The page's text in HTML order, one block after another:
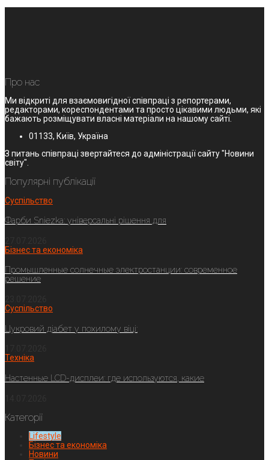
Про нас
Ми відкриті для взаємовигідної співпраці з репортерами,
редакторами, кореспондентами та просто цікавими людьми, які
бажають розміщувати власні матеріали на нашому сайті.
01133, Київ, Україна
З питань співпраці звертайтеся до адміністрації сайту "Новини
світу".
Популярні публікації
Суспільство
Фарби Sniezka: універсальні рішення для
Бізнес та економіка
Промышленные солнечные электростанции: современное
решение
Суспільство
Цукровий діабет у похилому віці:
Техніка
Настенные LCD-дисплеи: где используются, какие
Категорії
Lifestyle
Бізнес та економіка
Новини